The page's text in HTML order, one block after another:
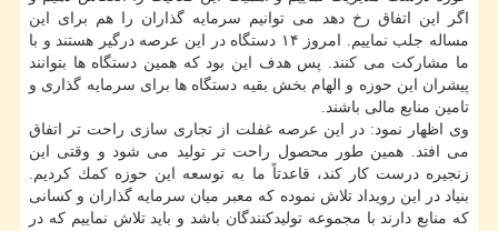
اگر این اتفاق رخ دهد می توانیم سرمایه گذاران را هم برای این
مساله جلب نماییم. امروز ۱۴ دستگاه در این عرصه درگیر هستند و با
ما مشاركت می كنند. پس هدف این بود كه همین دستگاه ها بتوانند
پیشران این حوزه و الهام بخش بقیه دستگاه ها برای سرمایه گذاری و
تامین منابع مالی باشند.
وی اظهار نمود: در این عرصه غفلت از تجاری سازی راحت تر اتفاق
می افتد. همین طور محصول راحت تر تولید می شود و وقتی این
زنجیره درست كار كند، قاعدتاً ما به توسعه این حوزه كمك كردیم.
بنیاد در این رویداد تلاش نموده كه معبر میان سرمایه گذاران و كسانی
كه منابع دارند با مجموعه تولیدكنندگان باشد و باید تلاش نماییم كه در